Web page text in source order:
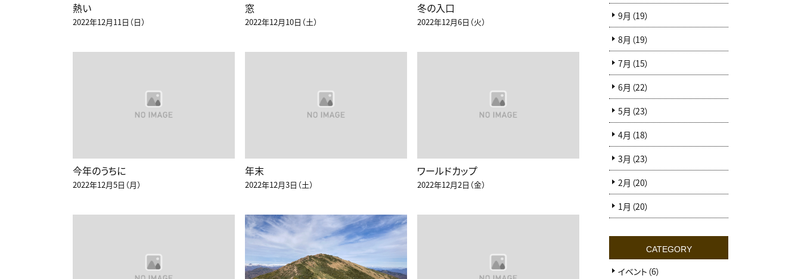
熱い
2022年12月11日（日）
窓
2022年12月10日（土）
冬の入口
2022年12月6日（火）
今年のうちに
2022年12月5日（月）
年末
2022年12月3日（土）
ワールドカップ
2022年12月2日（金）
9月（19）
8月（19）
7月（15）
6月（22）
5月（23）
4月（18）
3月（23）
2月（20）
1月（20）
CATEGORY
イベント（6）